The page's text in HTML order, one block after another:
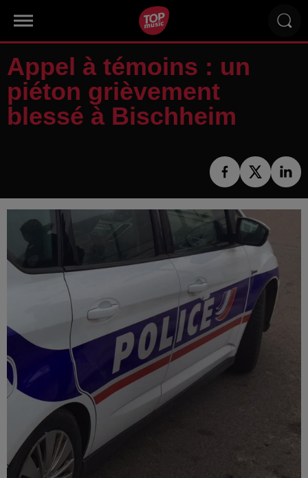
Appel à témoins : un
piéton grièvement
blessé à Bischheim